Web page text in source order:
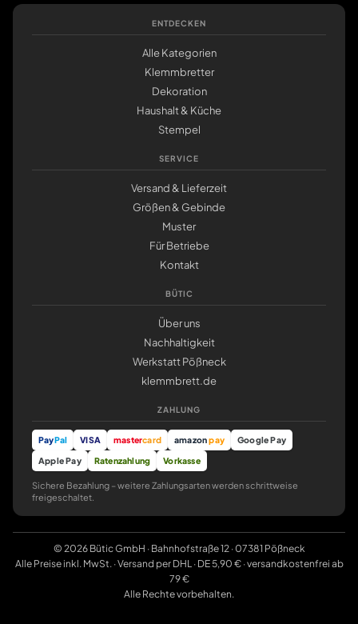
ENTDECKEN
Alle Kategorien
Klemmbretter
Dekoration
Haushalt & Küche
Stempel
SERVICE
Versand & Lieferzeit
Größen & Gebinde
Muster
Für Betriebe
Kontakt
BÜTIC
Über uns
Nachhaltigkeit
Werkstatt Pößneck
klemmbrett.de
ZAHLUNG
PayPal VISA mastercard amazonpay
Google Pay
Apple Pay
Ratenzahlung Vorkasse
Sichere Bezahlung – weitere Zahlungsarten werden schrittweise
freigeschaltet.
© 2026 Bütic GmbH · Bahnhofstraße 12 · 07381 Pößneck
Alle Preise inkl. MwSt. · Versand per DHL · DE 5,90 € · versandkostenfrei ab
79 €
Alle Rechte vorbehalten.